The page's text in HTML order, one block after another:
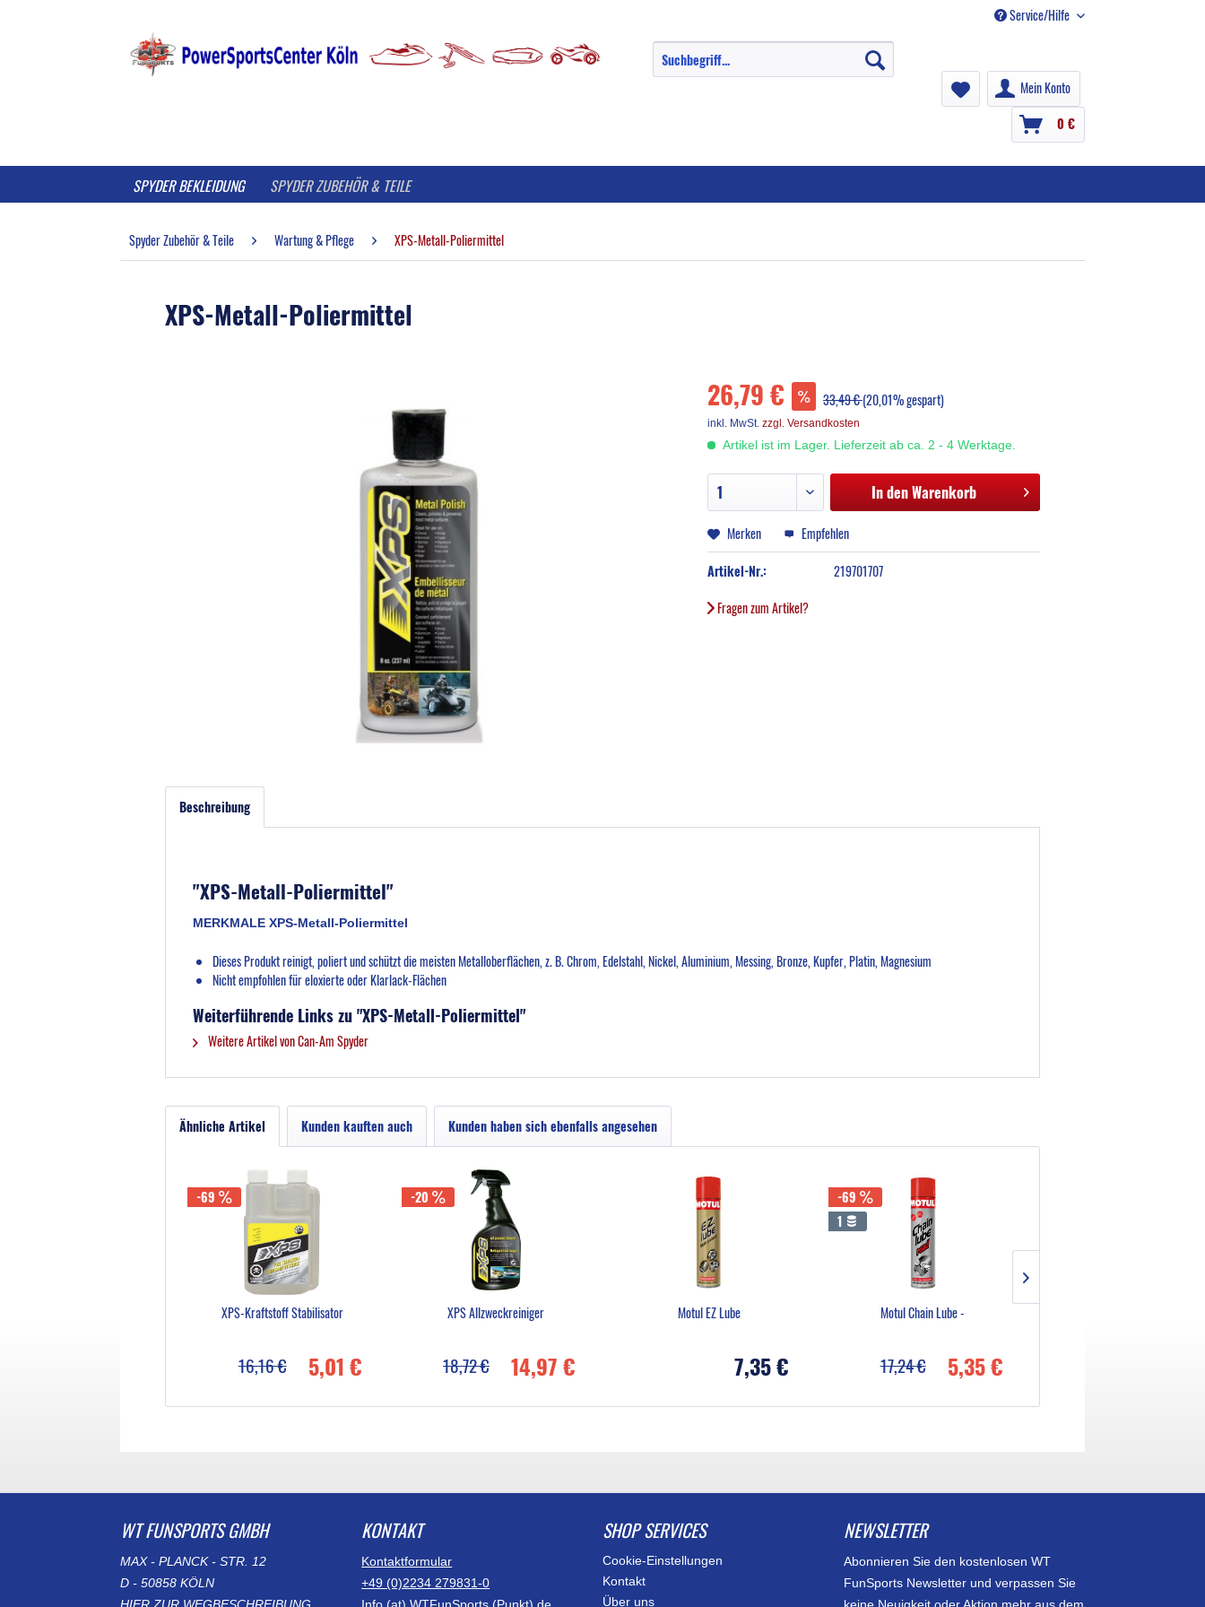
Service/Hilfe
Mein Konto
0 €
SPYDER BEKLEIDUNG SPYDER ZUBEHÖR & TEILE
Spyder Zubehör & Teile Wartung & Pflege XPS-Metall-Poliermittel
XPS-Metall-Poliermittel
26,79 € 33,49 €(20,01% gespart)
inkl. MwSt. zzgl. Versandkosten
Artikel ist im Lager. Lieferzeit ab ca. 2 - 4 Werktage.
In denWarenkorb
Merken
Empfehlen
Artikel-Nr.:
219701707
Fragen zum Artikel?
Beschreibung
"XPS-Metall-Poliermittel"
MERKMALE XPS-Metall-Poliermittel
Dieses Produkt reinigt, poliert und schützt die meisten Metalloberflächen, z. B. Chrom, Edelstahl, Nickel, Aluminium, Messing, Bronze, Kupfer, Platin, Magnesium
Nicht empfohlen für eloxierte oder Klarlack-Flächen
Weiterführende Links zu "XPS-Metall-Poliermittel"
Weitere Artikel von Can-Am Spyder
Ähnliche Artikel Kunden kauften auch Kunden haben sich ebenfalls angesehen
-69
XPS-Kraftstoff Stabilisator
5,01 €
16,16 €
-20
XPS Allzweckreiniger
14,97 €
18,72 €
Motul EZ Lube
7,35 €
-69
1
Motul Chain Lube -
5,35 €
17,24 €
WT FUNSPORTS GMBH
MAX - PLANCK - STR. 12
D - 50858 KÖLN
KONTAKT
Kontaktformular
+49 (0)2234 279831-0
SHOP SERVICES
Cookie-Einstellungen
Kontakt
Über uns
NEWSLETTER
Abonnieren Sie den kostenlosen WT
FunSports Newsletter und verpassen Sie